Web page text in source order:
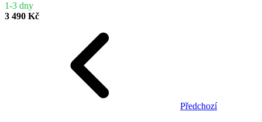
1-3 dny
3 490 Kč
Předchozí